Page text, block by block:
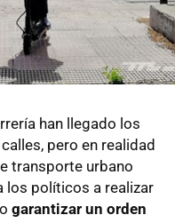
han llegado los
pero en realidad
transporte urbano
los políticos a realizar
garantizar un orden